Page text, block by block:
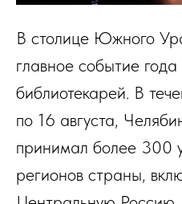
В столице Южного
главное событие
библиотекарей. В
по 16 августа,
принимал более 300
регионов страны,